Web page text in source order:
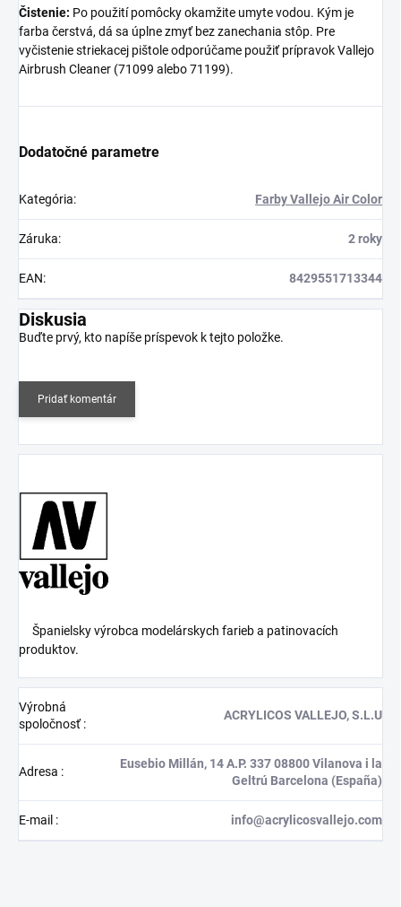
Čistenie: Po použití pomôcky okamžite umyte vodou. Kým je
farba čerstvá, dá sa úplne zmyť bez zanechania stôp. Pre
vyčistenie striekacej pištole odporúčame použiť prípravok Vallejo
Airbrush Cleaner (71099 alebo 71199).
Dodatočné parametre
Kategória: Farby Vallejo Air Color
Záruka: 2 roky
EAN: 8429551713344
Diskusia
Buďte prvý, kto napíše príspevok k tejto položke.
Pridať komentár
Španielsky výrobca modelárskych farieb a patinovacích
produktov.
Výrobná
spoločnosť:
ACRYLICOS VALLEJO, S.L.U
Adresa :
Eusebio Millán, 14 A.P. 337 08800 Vilanova i la
Geltrú Barcelona (España)
E-mail : info@acrylicosvallejo.com